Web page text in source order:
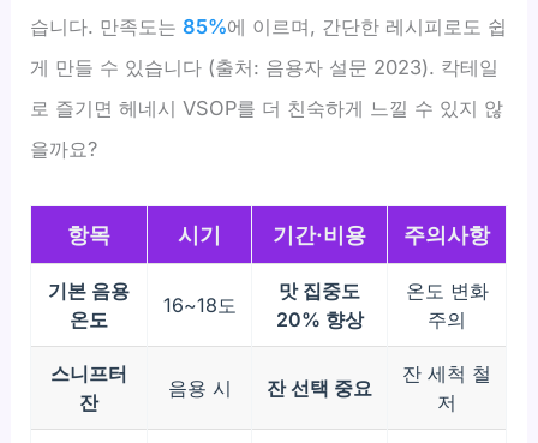
습니다. 만족도는85%에 이르며, 간단한 레시피로도 쉽
게 만들 수 있습니다 (출처: 음용자 설문 2023). 칵테일
로 즐기면 헤네시 VSOP를 더 친숙하게 느낄 수 있지 않
을까요?
항목 시기 기간·비용 주의사항
기본 음용
온도
16~18도
맛 집중도
20% 향상
온도 변화
주의
스니프터
잔
음용 시 잔 선택 중요
잔 세척 철
저